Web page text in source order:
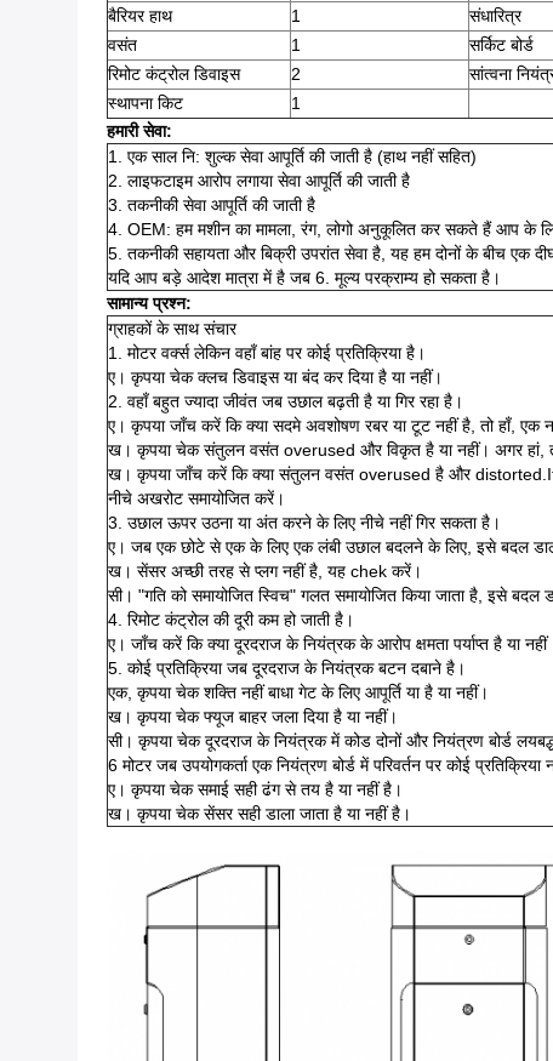
बैरियर हाथ
1 संधारित्र
वसंत
1 सर्किट बोर्ड
रिमोट कंट्रोल डिवाइस
2 सांत्वना
स्थापना किट
1
हमारी सेवा:
1. एक साल नि: शुल्क सेवा आपूर्ति की जाती है (हाथ नहीं सहित)
2. लाइफटाइम आरोप लगाया सेवा आपूर्ति की जाती है
3. तकनीकी सेवा आपूर्ति की जाती है
4. OEM: हम मशीन का मामला, रंग, लोगो अनुकूलित कर सकते हैं आप के
5. तकनीकी सहायता और बिक्री उपरांत सेवा है, यह हम दोनों के बीच एक
यदि आप बड़े आदेश मात्रा में है जब 6. मूल्य परक्राम्य हो सकता है।
सामान्य प्रश्न:
ग्राहकों के साथ संचार
1. मोटर वर्क्स लेकिन वहाँ बांह पर कोई प्रतिक्रिया है।
ए। कृपया चेक क्लच डिवाइस या बंद कर दिया है या नहीं।
2. वहाँ बहुत ज्यादा जीवंत जब उछाल बढ़ती है या गिर रहा है।
ए। कृपया जाँच करें कि क्या सदमे अवशोषण रबर या टूट नहीं है, तो हाँ, एक
ख। कृपया चेक संतुलन वसंत overused और विकृत है या नहीं। अगर हां,
ख। कृपया जाँच करें कि क्या संतुलन वसंत overused है और distorted.If
नीचे अखरोट समायोजित करें।
3. उछाल ऊपर उठना या अंत करने के लिए नीचे नहीं गिर सकता है।
ए। जब एक छोटे से एक के लिए एक लंबी उछाल बदलने के लिए, इसे बदल
ख। सेंसर अच्छी तरह से प्लग नहीं है, यह chek करें।
सी। "गति को समायोजित स्विच" गलत समायोजित किया जाता है, इसे बदल
4. रिमोट कंट्रोल की दूरी कम हो जाती है।
ए। जाँच करें कि क्या दूरदराज के नियंत्रक के आरोप क्षमता पर्याप्त है या
5. कोई प्रतिक्रिया जब दूरदराज के नियंत्रक बटन दबाने है।
एक, कृपया चेक शक्ति नहीं बाधा गेट के लिए आपूर्ति या है या नहीं।
ख। कृपया चेक फ्यूज बाहर जला दिया है या नहीं।
सी। कृपया चेक दूरदराज के नियंत्रक में कोड दोनों और नियंत्रण बोर्ड
6 मोटर जब उपयोगकर्ता एक नियंत्रण बोर्ड में परिवर्तन पर कोई प्रतिक्रिया
ए। कृपया चेक समाई सही ढंग से तय है या नहीं है।
ख। कृपया चेक सेंसर सही डाला जाता है या नहीं है।